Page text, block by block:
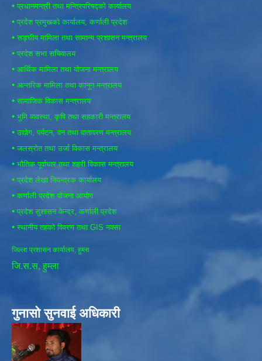
• प्रधानमन्त्री तथा मन्त्रिपरिषद्को कार्यालय
• प्रदेश प्रमुखको कार्यालय, कर्णाली प्रदेश
• सङ्घीय मामिला तथा सामान्य प्रशासन मन्त्रालय
• प्रदेश सभा सचिवालय
• आर्थिक मामिला तथा योजना मन्त्रालय
• आन्तरिक मामिला तथा कानून मन्त्रालय
• सामाजिक विकास मन्त्रालय
• भुमि व्यवस्था, कृषि तथा सहकारी मन्त्रालय
• उद्योग, पर्यटन, वन तथा वातावरण मन्त्रालय
• जलस्रोत तथा उर्जा विकास मन्त्रालय
• भौतिक पूर्वाधार तथा शहरी विकास मन्त्रालय
• प्रदेश लेखा नियन्त्रक कार्यालय
• कर्णाली प्रदेश योजना आयोग
• प्रदेश सुशासन केन्द्र, कर्णाली प्रदेश
• स्थानीय तहको विवरण तथा GIS नक्सा
जिल्ला प्रशासन कार्यालय, हुम्ला
जि.स.स, हुम्ला
गुनासो सुनवाई अधिकारी